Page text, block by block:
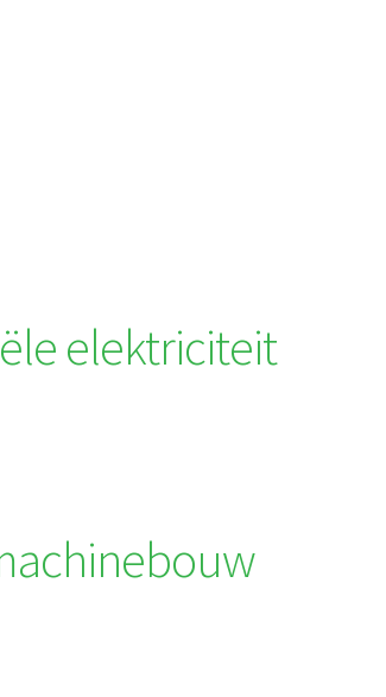
elektriciteit